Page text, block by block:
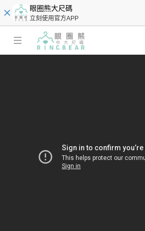
眼圈熊大尺碼
立刻使用官方APP